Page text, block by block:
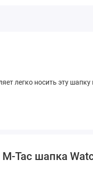
легко носить эту
Tac шапка